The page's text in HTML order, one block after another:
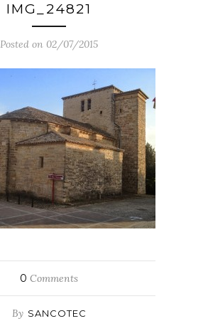
IMG_24821
Posted on 02/07/2015
0 Comments
By SANCOTEC